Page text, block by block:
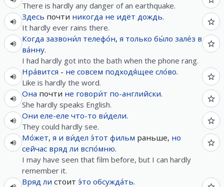
There is hardly any danger of an earthquake.
Здесь почти никогда не идёт дождь.
It hardly ever rains there.
Когда зазвони́л телефо́н, я только бы́ло зале́з в
ва́нну.
I had hardly got into the bath when the phone rang.
Нра́вится - не совсем подходя́щее сло́во.
Like is hardly the word.
Она почти не говори́т по-английски.
She hardly speaks English.
Они еле-еле что-то ви́дели.
They could hardly see.
Мо́жет, я и ви́дел э́тот фильм раньше, но
сейчас вряд ли вспо́мню.
I may have seen that film before, but I can hardly
remember it.
Вряд ли стоит э́то обсужда́ть.